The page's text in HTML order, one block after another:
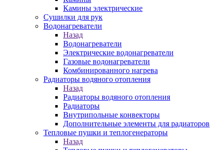
Камины электрические
Сушилки для рук
Водонагреватели
Назад
Водонагреватели
Электрические водонагреватели
Газовые водонагреватели
Комбинированного нагрева
Радиаторы водяного отопления
Назад
Радиаторы водяного отопления
Радиаторы
Внутрипольные конвекторы
Дополнительные элементы для радиаторов
Тепловые пушки и теплогенераторы
Назад